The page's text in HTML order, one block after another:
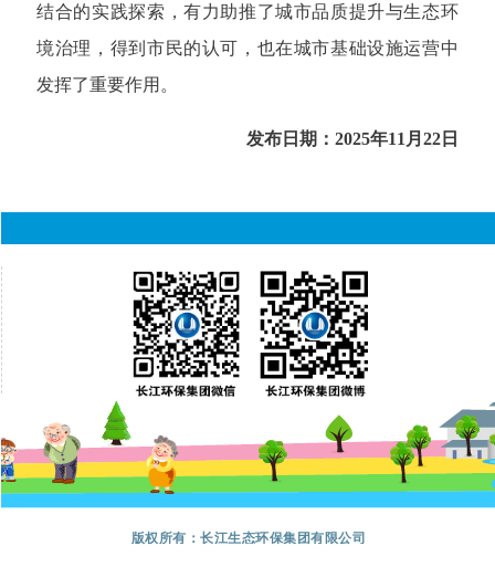
结合的实践探索，有力助推了城市品质提升与生态环
境治理，得到市民的认可，也在城市基础设施运营中
发挥了重要作用。
发布日期：2025年11月22日
版权所有：长江生态环保集团有限公司